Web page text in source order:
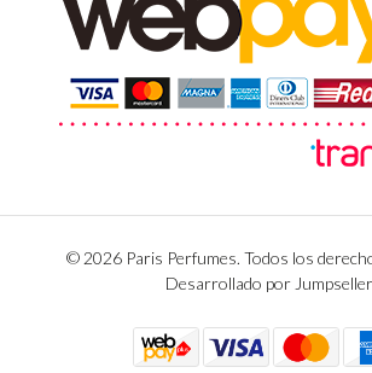
© 2026 Paris Perfumes. Todos los
Desarrollado por Jumpseller